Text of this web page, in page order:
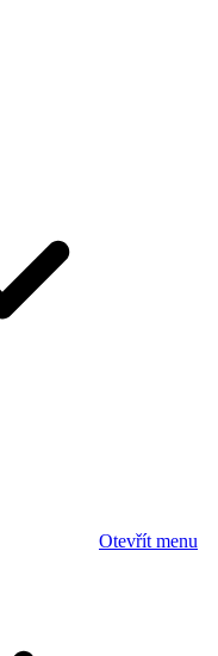
Otevřít menu